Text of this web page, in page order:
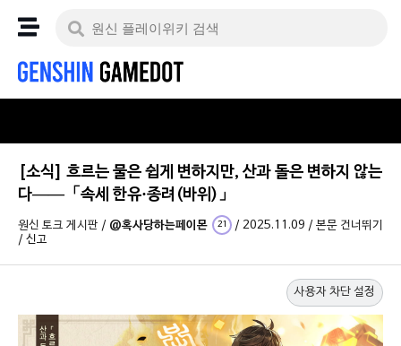
[소식] 흐르는 물은 쉽게 변하지만, 산과 돌은 변하지 않는
다——「속세 한유·종려(바위)」
원신 토크 게시판 / @혹사당하는페이몬 21 / 2025.11.09 / 본문 건너뛰기
/ 신고
사용자 차단 설정